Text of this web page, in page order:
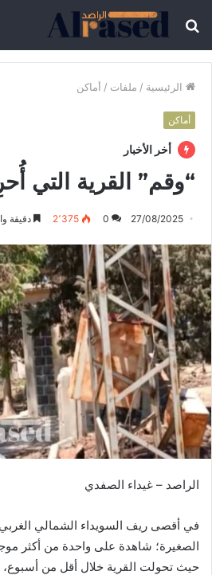
الرئيسية / ملفات / أماكن
أماكن
أخر الأخبار
“وقم” القرية التي
27/08/2025
0 2٬375 دقيقة
الراصد – غيداء الصفدي
في أقصى ريف السويداء الشمالي
الصغيرة؛ شاهدة على واحدة من أكثر
حيث تحولت القرية خلال أقل من أسبوع،